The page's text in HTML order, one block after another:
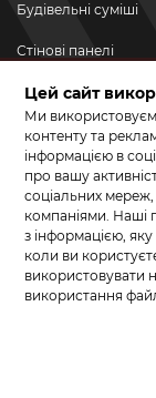
Будівельні суміші
Стінові панелі
Новинки
Акційні товари
Акції/Знижки
Створення сайту та
Цей сайт
Ми
контенту та
інформацією в
про вашу
соціальних
компаніями. Наші
з інформацією,
коли ви
використовувати
використання